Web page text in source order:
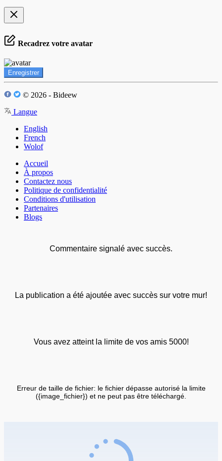
Recadrez votre avatar
Enregistrer
© 2026 - Bideew
Langue
English
French
Wolof
Accueil
À propos
Contactez nous
Politique de confidentialité
Conditions d'utilisation
Partenaires
Blogs
Commentaire signalé avec succès.
La publication a été ajoutée avec succès sur votre mur!
Vous avez atteint la limite de vos amis 5000!
Erreur de taille de fichier: le fichier dépasse autorisé la limite
({image_fichier}) et ne peut pas être téléchargé.